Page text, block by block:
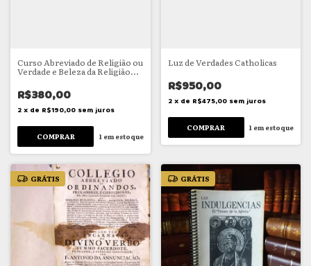
Curso Abreviado de Religião ou
Verdade e Beleza da Religião
R$380,00
2 x de R$190,00 sem juros
1 em estoque
Luz de Verdades Catholicas
R$950,00
2 x de R$475,00 sem juros
1 em estoque
GRÁTIS GRÁTIS